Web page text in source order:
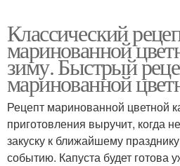
Классический
маринованной
зиму. Быстрый
маринованной
Рецепт маринованной цветной
приготовления выручит, когда
закуску к ближайшему
событию. Капуста будет готова